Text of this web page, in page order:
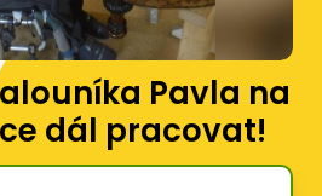
Pavla na
dál pracovat!